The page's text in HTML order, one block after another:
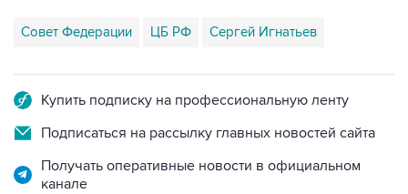
Совет Федерации ЦБ РФ Сергей Игнатьев
Купить подписку на профессиональную ленту
Подписаться на рассылку главных новостей сайта
Получать оперативные новости в официальном
канале